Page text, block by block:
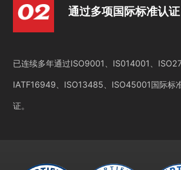
通过多项国际标准认证
已连续多年通过ISO9001、IS014001、
IATF16949、ISO13485、ISO45001国际标
证。